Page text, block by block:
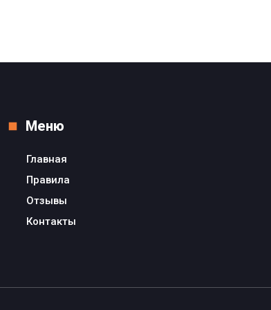
Меню
Главная
Правила
Отзывы
Контакты